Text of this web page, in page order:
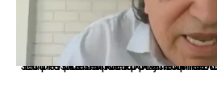
La presidenta Keiko Fujimori informó que la solicitud de indulto presentada por el expresidente Alejandro Toledo será evaluada por la